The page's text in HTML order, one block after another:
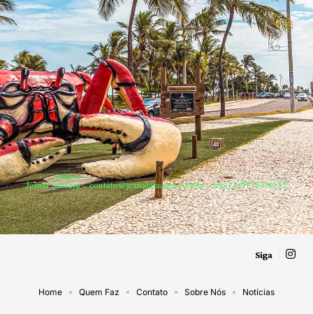
Jornal Aracaju –contato@jornalaracaju.com.br– tel.(11)91754-6532
Siga
Home Quem Faz Contato Sobre Nós Notícias